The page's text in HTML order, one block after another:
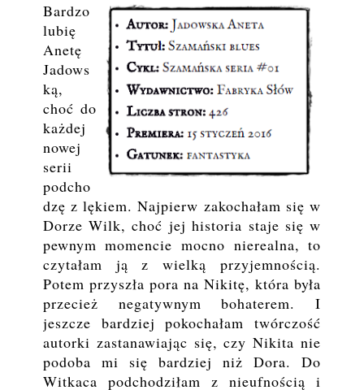
Bardzo
lubię
Anetę
Jadows
ką,
choć do
każdej
nowej
serii
podcho
dzę z lękiem. Najpierw zakochałam się w
Dorze Wilk, choć jej historia staje się w
pewnym momencie mocno nierealna, to
czytałam ją z wielką przyjemnością.
Potem przyszła pora na Nikitę, która była
przecież negatywnym bohaterem. I
jeszcze bardziej pokochałam twórczość
autorki zastanawiając się, czy Nikita nie
podoba mi się bardziej niż Dora. Do
Witkaca podchodziłam z nieufnością i